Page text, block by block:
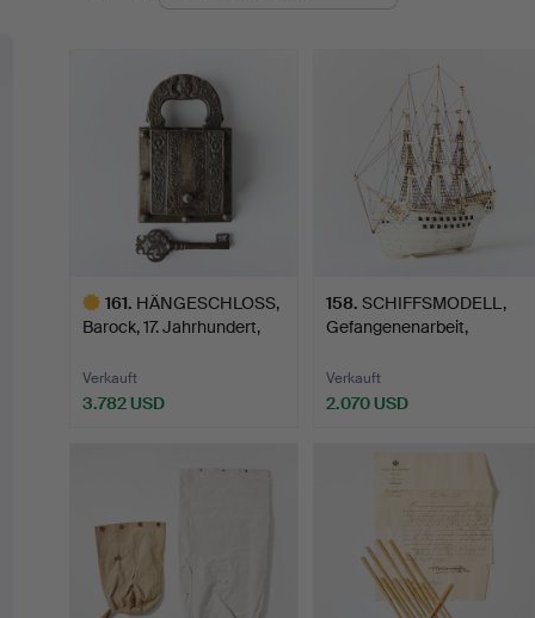
161. HÄNGESCHLOSS,
Barock, 17. Jahrhundert,
Verkauft
3.782 USD
158. SCHIFFSMODELL,
Gefangenenarbeit,
Verkauft
2.070 USD